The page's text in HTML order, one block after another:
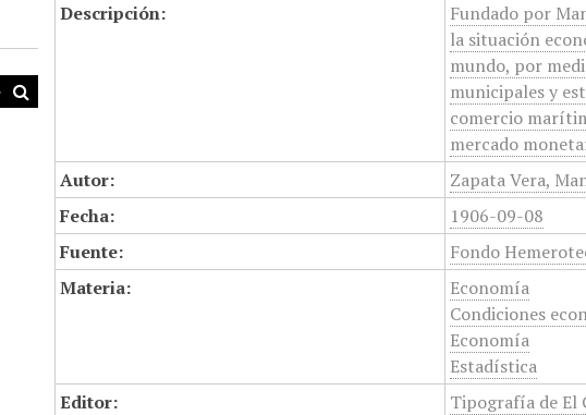
Descripción:
Fundado por
la situación
mundo, por
municipales y
comercio
mercado
Autor:
Zapata Vera,
Fecha:
1906-09-08
Fuente:
Fondo
Materia:
Economía
Condiciones
Economía
Estadística
Editor:
Tipografía de El